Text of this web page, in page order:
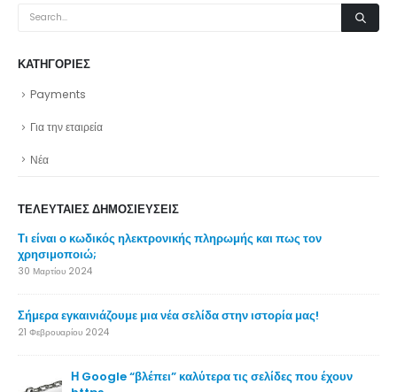
ΚΑΤΗΓΟΡΊΕΣ
Payments
Για την εταιρεία
Νέα
ΤΕΛΕΥΤΑΊΕΣ ΔΗΜΟΣΙΕΎΣΕΙΣ
Γιατί το SSL είναι μονόδρομος.
26 Νοεμβρίου 2023
ΣΧΕΤΙΚΆ ΜΕ ΕΜΆΣ